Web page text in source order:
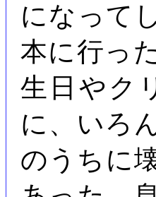
になって
本に行っ
生日やク
に、いろ
のうちに